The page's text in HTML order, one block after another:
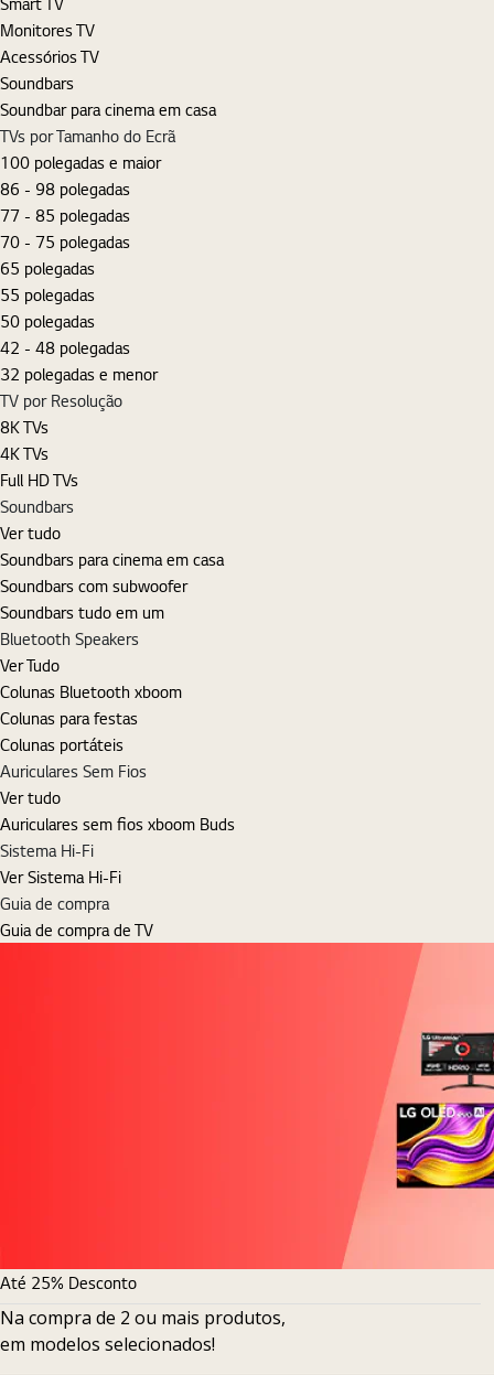
Monitores TV
Acessórios TV
Soundbars
Soundbar para cinema em casa
TVs por Tamanho do Ecrã
100 polegadas e maior
86 - 98 polegadas
77 - 85 polegadas
70 - 75 polegadas
65 polegadas
55 polegadas
50 polegadas
42 - 48 polegadas
32 polegadas e menor
TV por Resolução
8K TVs
4K TVs
Full HD TVs
Soundbars
Ver tudo
Soundbars para cinema em casa
Soundbars com subwoofer
Soundbars tudo em um
Bluetooth Speakers
Ver Tudo
Colunas Bluetooth xboom
Colunas para festas
Colunas portáteis
Auriculares Sem Fios
Ver tudo
Auriculares sem fios xboom Buds
Sistema Hi-Fi
Ver Sistema Hi-Fi
Guia de compra
Guia de compra de TV
Até 25% Desconto
Na compra de 2 ou mais produtos,
em modelos selecionados!